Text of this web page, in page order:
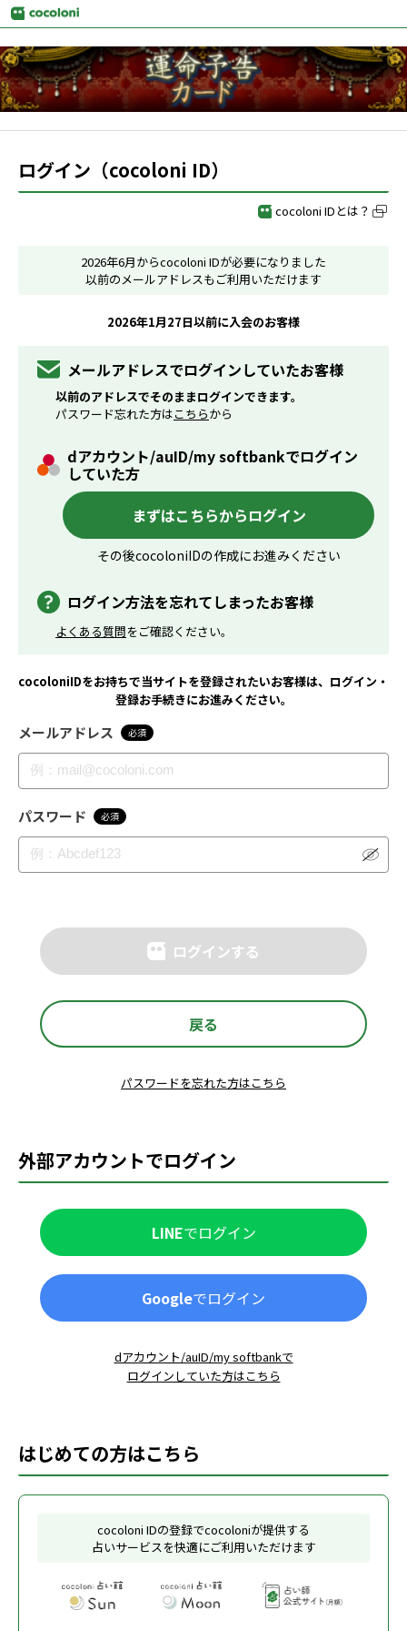
ログイン（cocoloni ID）
cocoloni IDとは？
2026年6月からcocoloni IDが必要になりました
以前のメールアドレスもご利用いただけます
2026年1月27日以前に入会のお客様
メールアドレスでログインしていたお客様
以前のアドレスでそのままログインできます。
パスワード忘れた方はこちらから
dアカウント/auID/my softbankでログイン
していた方
まずはこちらからログイン
その後cocoloniIDの作成にお進みください
ログイン方法を忘れてしまったお客様
よくある質問をご確認ください。
cocoloniIDをお持ちで当サイトを登録されたいお客様は、ログイン・
登録お手続きにお進みください。
メールアドレス 必須
パスワード 必須
ログインする
戻る
パスワードを忘れた方はこちら
外部アカウントでログイン
LINEでログイン
Googleでログイン
dアカウント/auID/my softbankで
ログインしていた方はこちら
はじめての方はこちら
cocoloni IDの登録でcocoloniが提供する
占いサービスを快適にご利用いただけます